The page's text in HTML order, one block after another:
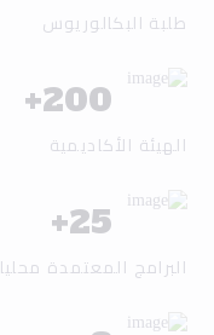
طلبة البكالوريوس
200
+
الهيئة الأكاديمية
25
+
البرامج المعتمدة محليا